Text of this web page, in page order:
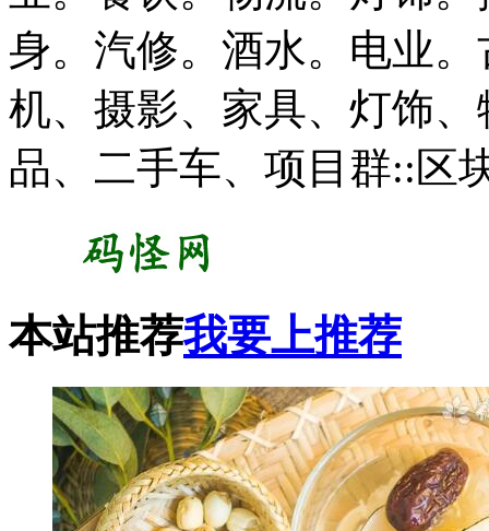
身。汽修。酒水。电业
机、摄影、家具、灯饰
品、二手车、项目群::区
本站推荐我要上推荐